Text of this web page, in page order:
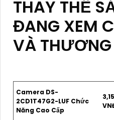
THAY THẾ
ĐANG XEM
VÀ
Camera DS-
2CD1T47G2-LUF Chức
Năng Cao Cấp